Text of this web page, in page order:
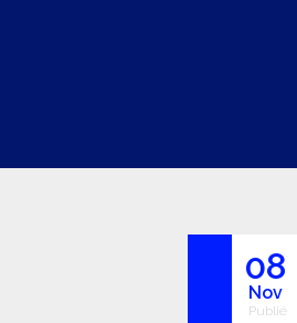
08
Nov
Publié